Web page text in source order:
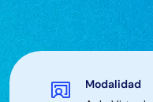
Modalidad